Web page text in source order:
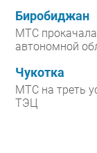
Биробиджан
МТС
автономной
Чукотка
МТС на треть
ТЭЦ